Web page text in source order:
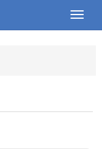
Toggle